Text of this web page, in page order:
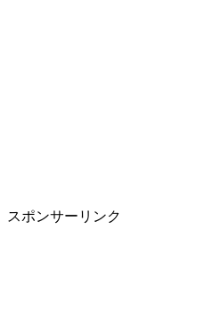
スポンサーリンク